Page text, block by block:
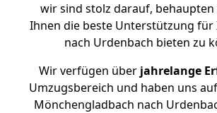
wir sind stolz darauf, behaupten
Ihnen die beste Unterstützung für
nach Urdenbach bieten zu
Wir verfügen überjahrelange
Umzugsbereich und haben uns
Mönchengladbach nach